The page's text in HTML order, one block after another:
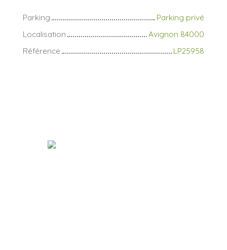
Parking
Parking privé
Localisation
Avignon 84000
Référence
LP25958